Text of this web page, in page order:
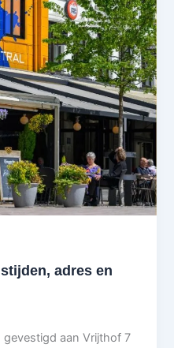
adres en
gevestigd aan Vrijthof 7